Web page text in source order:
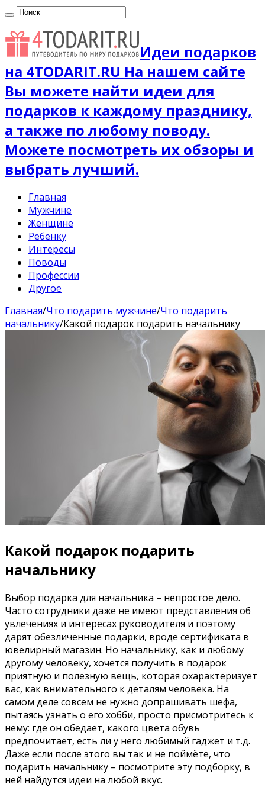
Идеи подарков
на 4TODARIT.RU На нашем сайте
Вы можете найти идеи для
подарков к каждому празднику,
а также по любому поводу.
Можете посмотреть их обзоры и
выбрать лучший.
Главная
Мужчине
Женщине
Ребенку
Интересы
Поводы
Профессии
Другое
Главная/Что подарить мужчине/Что подарить
начальнику/Какой подарок подарить начальнику
Какой подарок подарить
начальнику
Выбор подарка для начальника – непростое дело.
Часто сотрудники даже не имеют представления об
увлечениях и интересах руководителя и поэтому
дарят обезличенные подарки, вроде сертификата в
ювелирный магазин. Но начальнику, как и любому
другому человеку, хочется получить в подарок
приятную и полезную вещь, которая охарактеризует
вас, как внимательного к деталям человека. На
самом деле совсем не нужно допрашивать шефа,
пытаясь узнать о его хобби, просто присмотритесь к
нему: где он обедает, какого цвета обувь
предпочитает, есть ли у него любимый гаджет и т.д.
Даже если после этого вы так и не поймёте, что
подарить начальнику – посмотрите эту подборку, в
ней найдутся идеи на любой вкус.